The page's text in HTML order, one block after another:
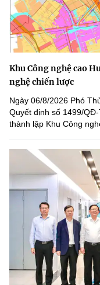
Khu Công nghệ cao
nghệ chiến lược
Ngày 06/8/2026 Phó
Quyết định số 1499/
thành lập Khu Công